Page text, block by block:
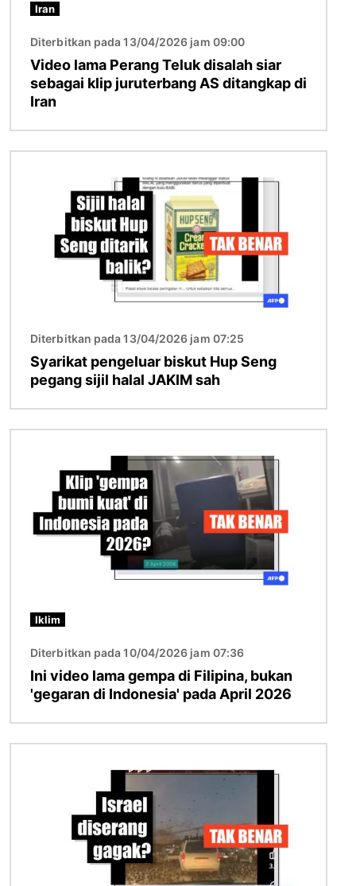
Iran
Diterbitkan pada 13/04/2026 jam 09:00
Video lama Perang Teluk disalah siar
sebagai klip juruterbang AS ditangkap di
Iran
Diterbitkan pada 13/04/2026 jam 07:25
Syarikat pengeluar biskut Hup Seng
pegang sijil halal JAKIM sah
Iklim
Diterbitkan pada 10/04/2026 jam 07:36
Ini video lama gempa di Filipina, bukan
'gegaran di Indonesia' pada April 2026